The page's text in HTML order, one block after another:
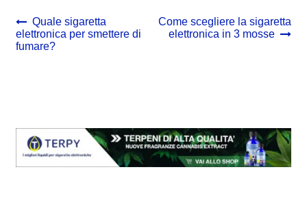
Navigazione
articoli
Previous
post:
Quale sigaretta
elettronica per smettere di
fumare?
Next
post:
Come scegliere la sigaretta
elettronica in 3 mosse